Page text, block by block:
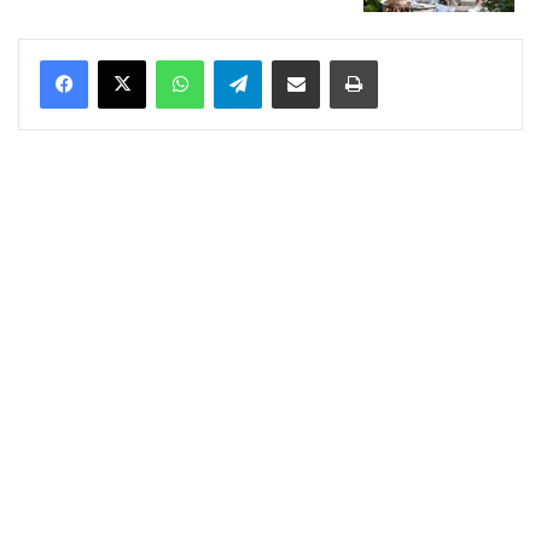
WhatsAppTelegramDelen via Email Print